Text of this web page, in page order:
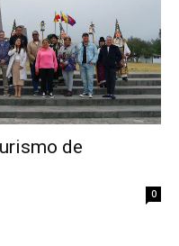
de
0